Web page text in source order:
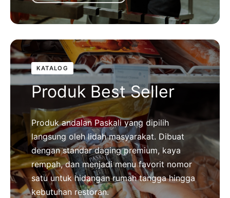
KATALOG
Produk Best Seller
Produk andalan Paskali yang dipilih
langsung oleh lidah masyarakat. Dibuat
dengan standar daging premium, kaya
rempah, dan menjadi menu favorit nomor
satu untuk hidangan rumah tangga hingga
kebutuhan restoran.